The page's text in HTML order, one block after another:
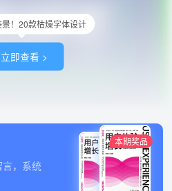
即查看 >
！20款枯燥字体设计
，系统
本期奖品